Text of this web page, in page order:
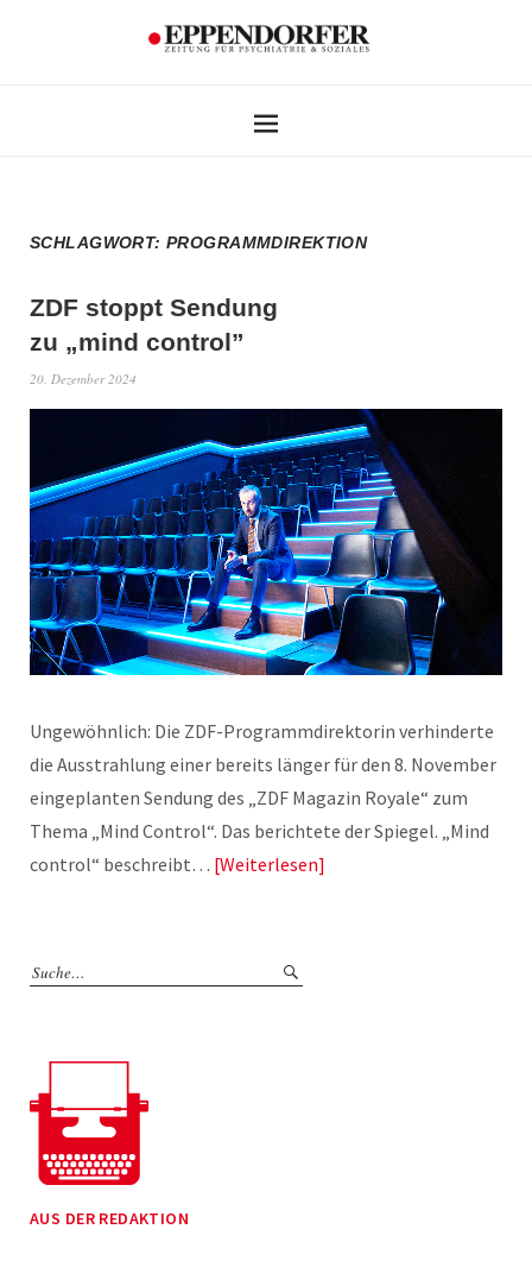
SCHLAGWORT:PROGRAMMDIREKTION
ZDF stoppt Sendung
zu „mind control”
20. Dezember 2024
Ungewöhnlich: Die ZDF-Programmdirektorin verhinderte
die Ausstrahlung einer bereits länger für den 8. November
eingeplanten Sendung des „ZDF Magazin Royale“ zum
Thema „Mind Control“. Das berichtete der Spiegel. „Mind
control“ beschreibt… Weiterlesen
AUS DER REDAKTION